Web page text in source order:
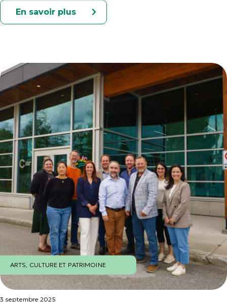
En savoir plus
ARTS, CULTURE ET PATRIMOINE
3 septembre 2025